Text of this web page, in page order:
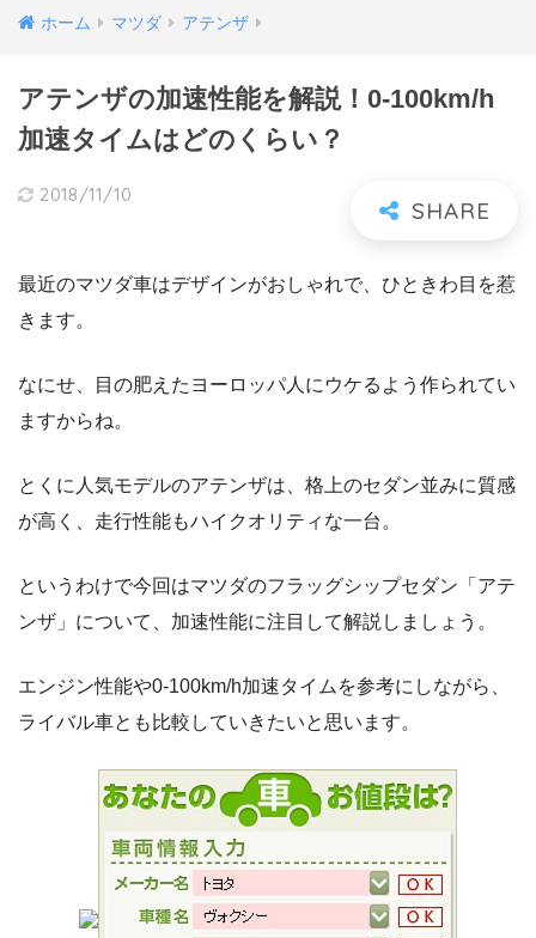
ホーム マツダ アテンザ
アテンザの加速性能を解説！0-100km/h
加速タイムはどのくらい？
2018/11/10
最近のマツダ車はデザインがおしゃれで、ひときわ目を惹
きます。
なにせ、目の肥えたヨーロッパ人にウケるよう作られてい
ますからね。
とくに人気モデルのアテンザは、格上のセダン並みに質感
が高く、走行性能もハイクオリティな一台。
というわけで今回はマツダのフラッグシップセダン「アテ
ンザ」について、加速性能に注目して解説しましょう。
エンジン性能や0-100km/h加速タイムを参考にしながら、
ライバル車とも比較していきたいと思います。